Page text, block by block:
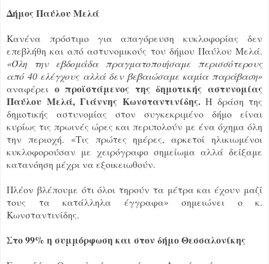
Δήμος Παύλου Μελά
Κανένα πρόστιμο για απαγόρευση κυκλοφορίας δεν
επεβλήθη και από αστυνομικούς του δήμου Παύλου Μελά.
«Όλη την εβδομάδα πραγματοποιήσαμε περισσότερους
από 40 ελέγχους αλλά δεν βεβαιώσαμε καμία παράβαση»
αναφέρει ο προϊστάμενος της δημοτικής αστυνομίας
Παύλου Μελά, Γιάννης Κωνσταντινίδης.Η δράση της
δημοτικής αστυνομίας στον συγκεκριμένο δήμο είναι
κυρίως τις πρωινές ώρες και περιπολούν με ένα όχημα όλη
την περιοχή. «Τις πρώτες ημέρες, αρκετοί ηλικιωμένοι
κυκλοφορούσαν με χειρόγραφο σημείωμα αλλά δείξαμε
κατανόηση μέχρι να εξοικειωθούν.
Πλέον βλέπουμε ότι όλοι τηρούν τα μέτρα και έχουν μαζί
τους τα κατάλληλα έγγραφα» σημειώνει ο κ.
Κωνσταντινίδης.
Στο 99% η συμμόρφωση και στον δήμο Θεσσαλονίκης